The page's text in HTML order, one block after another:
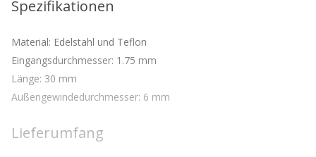
Spezifikationen
Material: Edelstahl und Teflon
Eingangsdurchmesser: 1.75 mm
Länge: 30 mm
Außengewindedurchmesser: 6 mm
Lieferumfang